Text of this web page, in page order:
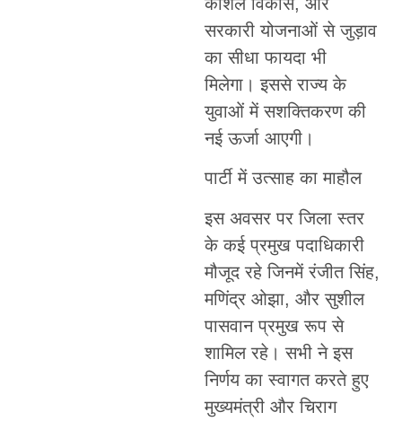
सरकारी योजनाओं से जुड़ाव
का सीधा फायदा भी
मिलेगा। इससे राज्य के
युवाओं में सशक्तिकरण की
नई ऊर्जा आएगी।
पार्टी में उत्साह का माहौल
इस अवसर पर जिला स्तर
के कई प्रमुख पदाधिकारी
मौजूद रहे जिनमें रंजीत सिंह,
मणिंद्र ओझा, और सुशील
पासवान प्रमुख रूप से
शामिल रहे। सभी ने इस
निर्णय का स्वागत करते हुए
मुख्यमंत्री और चिराग